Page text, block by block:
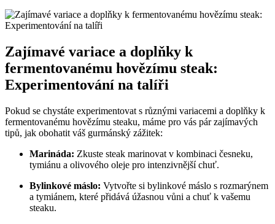
Zajímavé variace a doplňky k
fermentovanému hovězímu steak:
Experimentování na talíři
Pokud se chystáte experimentovat s různými variacemi a doplňky k
fermentovanému hovězímu steaku, máme pro vás pár zajímavých
tipů, jak obohatit váš gurmánský zážitek:
Marináda: Zkuste steak marinovat v kombinaci česneku,
tymiánu a olivového oleje pro intenzivnější chuť.
Bylinkové máslo: Vytvořte si bylinkové máslo s rozmarýnem
a tymiánem, které přidává úžasnou vůni a chuť k vašemu
steaku.